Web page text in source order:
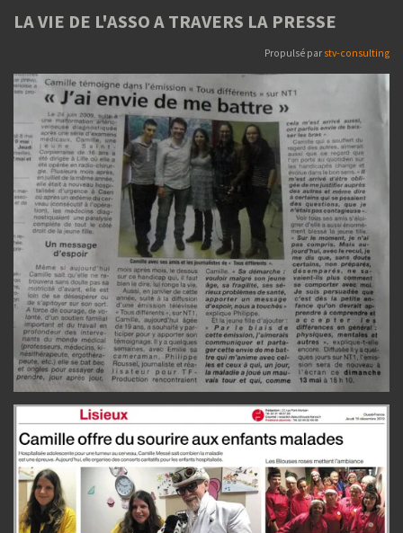
LA VIE DE L'ASSO A TRAVERS LA PRESSE
Propulsé par stv-consulting